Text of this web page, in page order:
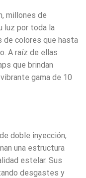
millones de
luz por toda la
de colores que hasta
A raíz de ellas
que brindan
gama de 10
doble inyección,
una estructura
estelar. Sus
desgastes y